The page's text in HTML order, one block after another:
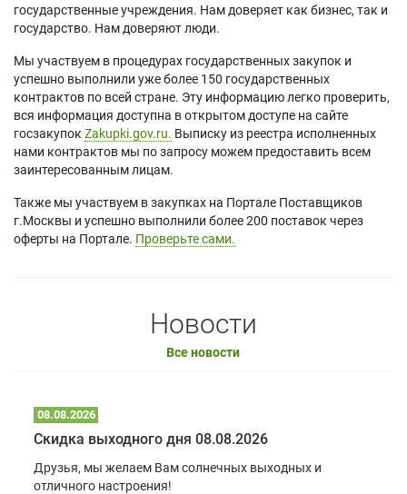
государственные учреждения. Нам доверяет как бизнес, так и
государство. Нам доверяют люди.
Мы участвуем в процедурах государственных закупок и
успешно выполнили уже более 150 государственных
контрактов по всей стране. Эту информацию легко проверить,
вся информация доступна в открытом доступе на сайте
госзакупок Zakupki.gov.ru. Выписку из реестра исполненных
нами контрактов мы по запросу можем предоставить всем
заинтересованным лицам.
Также мы участвуем в закупках на Портале Поставщиков
г.Москвы и успешно выполнили более 200 поставок через
оферты на Портале. Проверьте сами.
Новости
Все новости
08.08.2026
Скидка выходного дня 08.08.2026
Друзья, мы желаем Вам солнечных выходных и
отличного настроения!